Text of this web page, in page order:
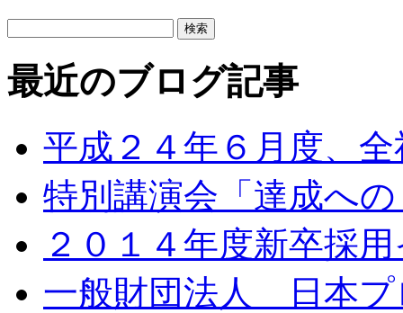
最近のブログ記事
平成２４年６月度、
特別講演会「達成へ
２０１４年度新卒採
一般財団法人 日本